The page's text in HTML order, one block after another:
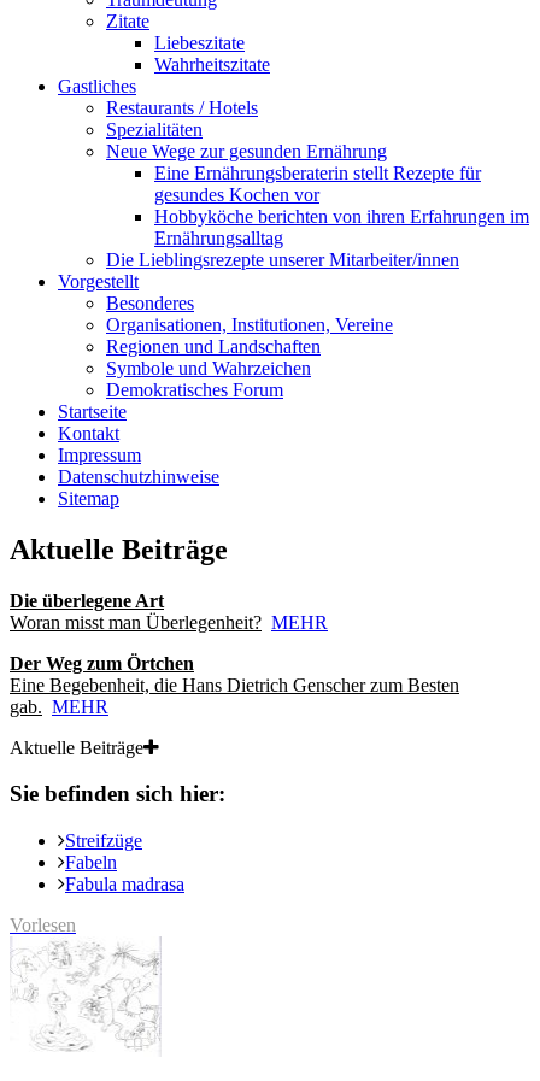
Zitate
Liebeszitate
Wahrheitszitate
Gastliches
Restaurants / Hotels
Spezialitäten
Neue Wege zur gesunden Ernährung
Eine Ernährungsberaterin stellt Rezepte für
gesundes Kochen vor
Hobbyköche berichten von ihren Erfahrungen im
Ernährungsalltag
Die Lieblingsrezepte unserer Mitarbeiter/innen
Vorgestellt
Besonderes
Organisationen, Institutionen, Vereine
Regionen und Landschaften
Symbole und Wahrzeichen
Demokratisches Forum
Startseite
Kontakt
Impressum
Datenschutzhinweise
Sitemap
Aktuelle Beiträge
Die überlegene Art
Woran misst man Überlegenheit? MEHR
Der Weg zum Örtchen
Eine Begebenheit, die Hans Dietrich Genscher zum Besten
gab. MEHR
Aktuelle Beiträge
Sie befinden sich hier:
Streifzüge
Fabeln
Fabula madrasa
Vorlesen